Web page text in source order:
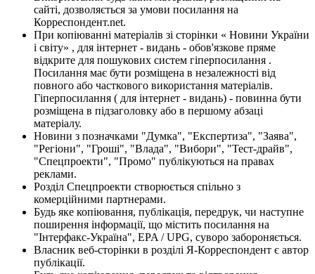
сайті, дозволяється за умови посилання на
Корреспондент.net.
При копіюванні матеріалів зі сторінки « Новини України
і світу» , для інтернет - видань - обов'язкове пряме
відкрите для пошукових систем гіперпосилання .
Посилання має бути розміщена в незалежності від
повного або часткового використання матеріалів.
Гіперпосилання ( для інтернет - видань) - повинна бути
розміщена в підзаголовку або в першому абзаці
матеріалу.
Новини з позначками "Думка", "Експертиза", "Заява",
"Регіони", "Гроші", "Влада", "Вибори", "Тест-драйв",
"Спецпроекти", "Промо" публікуються на правах
реклами.
Розділ Спецпроекти створюється спільно з
комерційними партнерами.
Будь яке копіювання, публікація, передрук, чи наступне
поширення інформації, що містить посилання на
"Інтерфакс-Україна", EPA / UPG, суворо забороняється.
Власник веб-сторінки в розділі Я-Корреспондент є автор
публікації.